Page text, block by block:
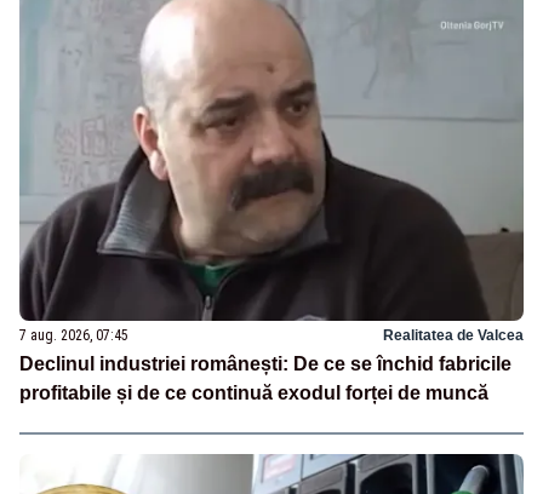
7 aug. 2026, 07:45 Realitatea de Valcea
Declinul industriei românești: De ce se închid fabricile
profitabile și de ce continuă exodul forței de muncă